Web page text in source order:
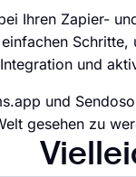
Ihren Zapier-
und
und
gesehen zu